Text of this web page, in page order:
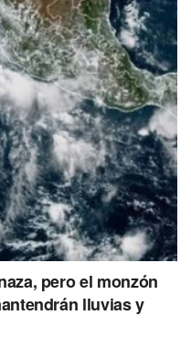
pero el monzón
lluvias y